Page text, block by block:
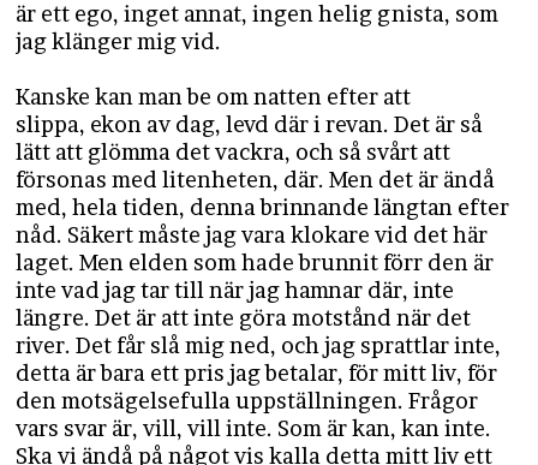
är ett ego, inget annat, ingen helig gnista, som
jag klänger mig vid.
Kanske kan man be om natten efter att
slippa, ekon av dag, levd där i revan. Det är så
lätt att glömma det vackra, och så svårt att
försonas med litenheten, där. Men det är ändå
med, hela tiden, denna brinnande längtan efter
nåd. Säkert måste jag vara klokare vid det här
laget. Men elden som hade brunnit förr den är
inte vad jag tar till när jag hamnar där, inte
längre. Det är att inte göra motstånd när det
river. Det får slå mig ned, och jag sprattlar inte,
detta är bara ett pris jag betalar, för mitt liv, för
den motsägelsefulla uppställningen. Frågor
vars svar är, vill, vill inte. Som är kan, kan inte.
Ska vi ändå på något vis kalla detta mitt liv ett